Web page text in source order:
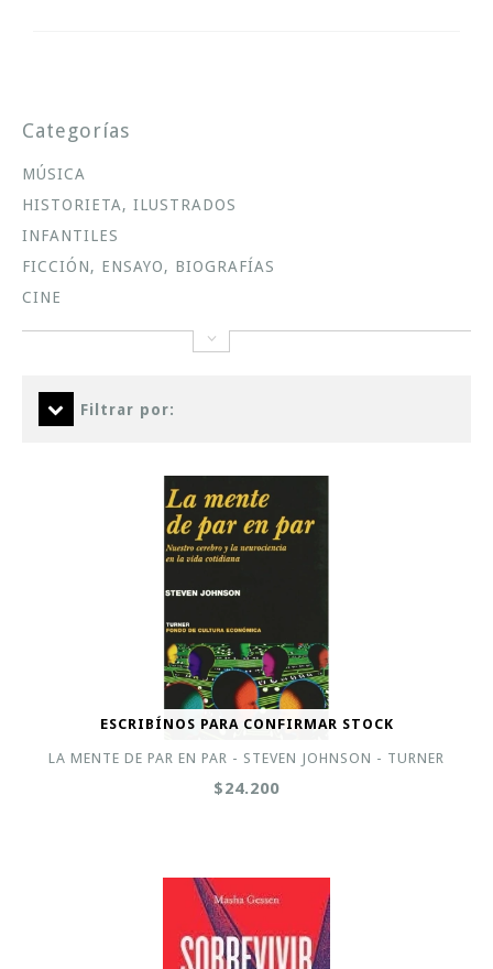
Categorías
MÚSICA
HISTORIETA, ILUSTRADOS
INFANTILES
FICCIÓN, ENSAYO, BIOGRAFÍAS
CINE
Filtrar por:
ESCRIBÍNOS PARA CONFIRMAR STOCK
LA MENTE DE PAR EN PAR - STEVEN JOHNSON - TURNER
$24.200